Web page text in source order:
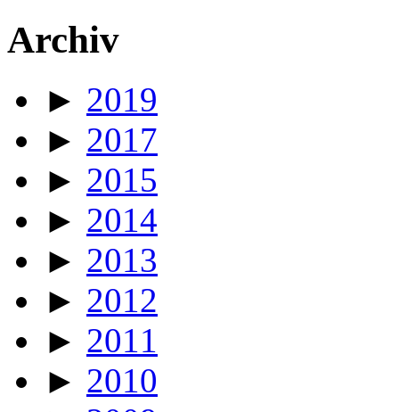
Archiv
► 2019
► 2017
► 2015
► 2014
► 2013
► 2012
► 2011
► 2010